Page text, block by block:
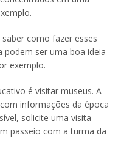
como fazer esses
podem ser uma boa ideia
exemplo.
é visitar museus. A
informações da época
solicite uma visita
passeio com a turma da